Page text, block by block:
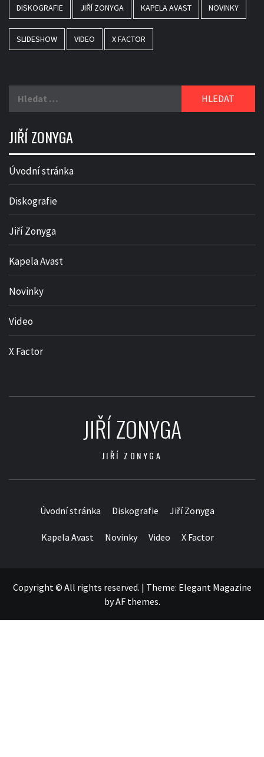
DISKOGRAFIE JIŘÍ ZONYGA KAPELA AVAST NOVINKY
SLIDESHOW VIDEO X FACTOR
JIŘÍ ZONYGA
Úvodní stránka
Diskografie
Jiří Zonyga
Kapela Avast
Novinky
Video
X Factor
JIŘÍ ZONYGA
JIŘÍ ZONYGA
Úvodní stránka Diskografie Jiří Zonyga
Kapela Avast Novinky Video X Factor
Copyright © All rights reserved. | Theme: Elegant Magazine
byAF themes.